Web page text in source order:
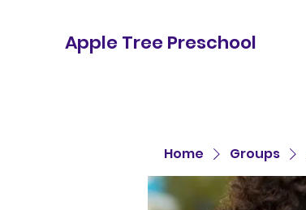
Apple Tree Preschool
Home Groups